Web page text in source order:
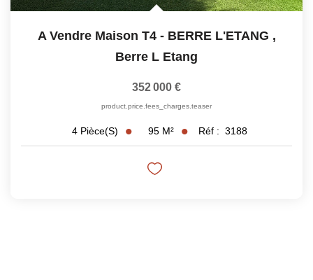
A Vendre Maison T4 - BERRE L'ETANG ,
Berre L Etang
352 000 €
product.price.fees_charges.teaser
4 Pièce(s) 95 M² Réf : 3188